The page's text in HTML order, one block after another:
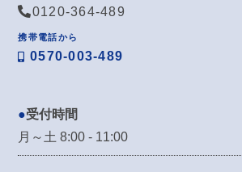
0120-364-489
携帯電話から
0570-003-489
受付時間
月～土 8:00 - 11:00